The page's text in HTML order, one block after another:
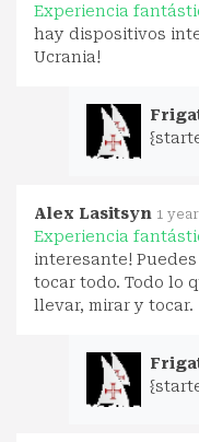
Experiencia
hay dispositivos
Ucrania!
Alex Lasitsyn 1
Experiencia
interesante!
tocar todo. Todo lo
llevar, mirar y tocar.